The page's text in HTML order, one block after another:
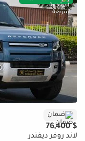
ضمان
$ 76,400
لاند روفر ديفندر